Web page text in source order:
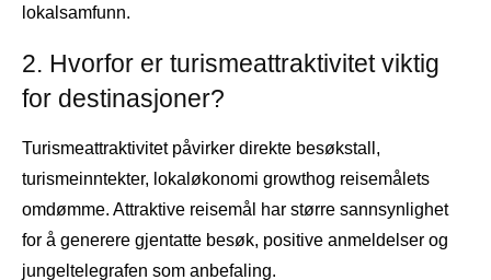
lokalsamfunn.
2. Hvorfor er turismeattraktivitet viktig
for destinasjoner?
Turismeattraktivitet påvirker direkte besøkstall,
turismeinntekter, lokaløkonomi growthog reisemålets
omdømme. Attraktive reisemål har større sannsynlighet
for å generere gjentatte besøk, positive anmeldelser og
jungeltelegrafen som anbefaling.